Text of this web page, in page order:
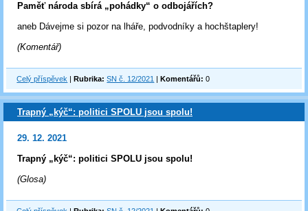
Paměť národa sbírá „pohádky“ o odbojářích?
aneb Dávejme si pozor na lháře, podvodníky a hochštaplery!
(Komentář)
Celý příspěvek |Rubrika: SN č. 12/2021 |Komentářů: 0
Trapný „kýč“: politici SPOLU jsou spolu!
29. 12. 2021
Trapný „kýč“: politici SPOLU jsou spolu!
(Glosa)